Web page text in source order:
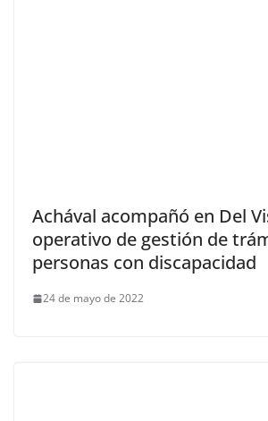
Achával acompañó en Del
operativo de gestión de
personas con discapacidad
24 de mayo de 2022